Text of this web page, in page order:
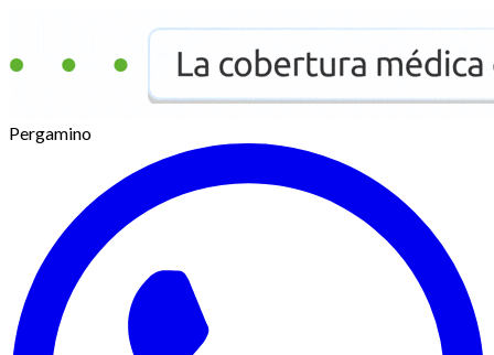
Pergamino